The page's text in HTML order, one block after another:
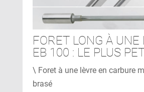
FORET LONG À UNE
EB 100 : LE PLUS
\ Foret à une lèvre en carbure
brasé